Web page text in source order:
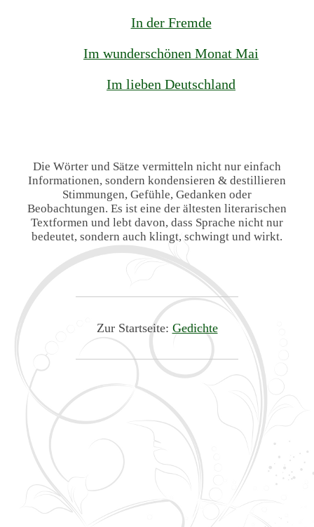
In der Fremde
Im wunderschönen Monat Mai
Im lieben Deutschland
Die Wörter und Sätze vermitteln nicht nur einfach
Informationen, sondern kondensieren & destillieren
Stimmungen, Gefühle, Gedanken oder
Beobachtungen. Es ist eine der ältesten literarischen
Textformen und lebt davon, dass Sprache nicht nur
bedeutet, sondern auch klingt, schwingt und wirkt.
Zur Startseite: Gedichte